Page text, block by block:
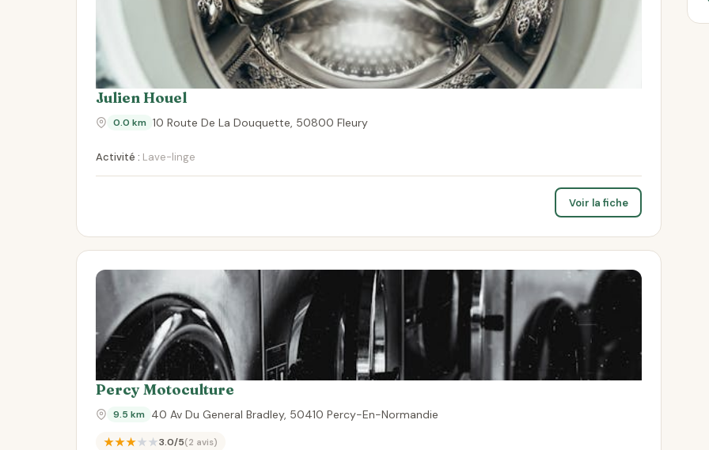
Julien Houel
0.0 km 10 Route De La Douquette, 50800 Fleury
Activité : Lave-linge
Voir la fiche
Percy Motoculture
9.5 km 40 Av Du General Bradley, 50410 Percy-En-Normandie
★★★★★3.0/5(2 avis)